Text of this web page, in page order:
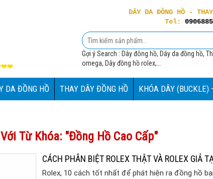
DÂY DA ĐỒNG HỒ -
Tel:
Gợi ý Search : Dây đông hồ, Dây da đồng hồ,
omega, Dây đồng hồ rolex,...
DA ĐỒNG HỒ THAY DÂY ĐỒNG HỒ KHÓA DÂY (BUCKLE)
Từ Khóa: "đồng Hồ Cao Cấp"
CÁCH PHÂN BIỆT ROLEX THẬT VÀ ROLEX GIẢ
Rolex, 10 cách tốt nhất để phát hiện ra đồng hồ